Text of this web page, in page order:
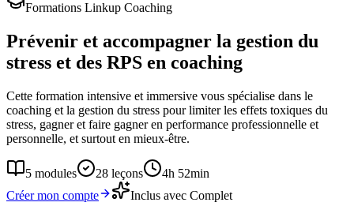
Formations Linkup Coaching
Prévenir et accompagner la gestion du
stress et des RPS en coaching
Cette formation intensive et immersive vous spécialise dans le
coaching et la gestion du stress pour limiter les effets toxiques du
stress, gagner et faire gagner en performance professionnelle et
personnelle, et surtout en mieux-être.
5 modules 28 leçons
4h 52min
Créer mon compte
Inclus avec Complet